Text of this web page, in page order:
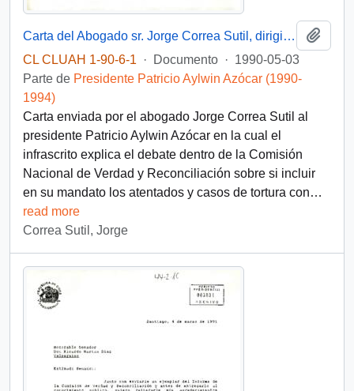
Carta del Abogado sr. Jorge Correa Sutil, dirigida al Excmo. Sr. Presidente de la República Don Patricio Aylwin Azócar
CL CLUAH 1-90-6-1
· Documento · 1990-05-03
Parte de Presidente Patricio Aylwin Azócar (1990-
1994)
Carta enviada por el abogado Jorge Correa Sutil al
presidente Patricio Aylwin Azócar en la cual el
infrascrito explica el debate dentro de la Comisión
Nacional de Verdad y Reconciliación sobre si incluir
en su mandato los atentados y casos de tortura con…
read more
Correa Sutil, Jorge